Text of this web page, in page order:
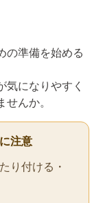
の準備を始める
気になりやすく
んか。
注意
り付ける・